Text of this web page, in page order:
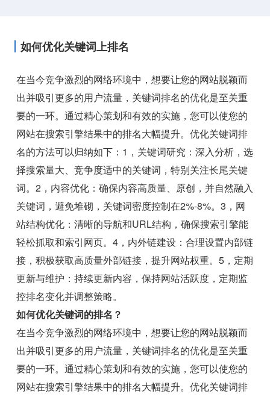
如何优化关键词上排名
在当今竞争激烈的网络环境中，想要让您的网站脱颖而
出并吸引更多的用户流量，关键词排名的优化是至关重
要的一环。通过精心策划和有效的实施，您可以使您的
网站在搜索引擎结果中的排名大幅提升。优化关键词排
名的方法可以归纳如下：1，关键词研究：深入分析，选
择搜索量大、竞争度适中的关键词，特别关注长尾关键
词。2，内容优化：确保内容高质量、原创，并自然融入
关键词，避免堆砌，关键词密度控制在2%-8%。3，网
站结构优化：清晰的导航和URL结构，确保搜索引擎能
轻松抓取和索引网页。4，内外链建设：合理设置内部链
接，积极获取高质量外部链接，提升网站权重。5，定期
更新与维护：持续更新内容，保持网站活跃度，定期监
控排名变化并调整策略。
如何优化关键词的排名？
在当今竞争激烈的网络环境中，想要让您的网站脱颖而
出并吸引更多的用户流量，关键词排名的优化是至关重
要的一环。通过精心策划和有效的实施，您可以使您的
网站在搜索引擎结果中的排名大幅提升。优化关键词排